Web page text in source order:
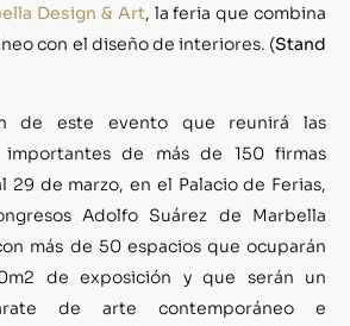
Design & Art, la feria que combina
con el diseño de interiores. (Stand
de este evento que reunirá las
importantes de más de 150 firmas
29 de marzo, en el Palacio de Ferias,
Adolfo Suárez de Marbella
más de 50 espacios que ocuparán
de exposición y que serán un
de arte contemporáneo e